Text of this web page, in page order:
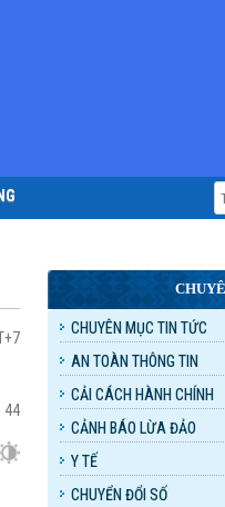
44
CHUYÊN MỤC TIN TỨC
AN TOÀN THÔNG TIN
CẢI CÁCH HÀNH CHÍNH
CẢNH BÁO LỪA ĐẢO
Y TẾ
CHUYỂN ĐỔI SỐ